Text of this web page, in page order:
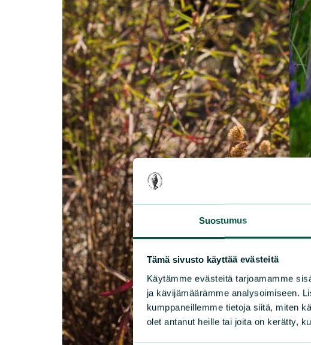
Suostumus
Tämä sivusto käyttää evästeitä
Käytämme evästeitä tarjoamamme
ja kävijämäärämme analysoimiseen.
kumppaneillemme tietoja siitä, miten
olet antanut heille tai joita on kerätty,